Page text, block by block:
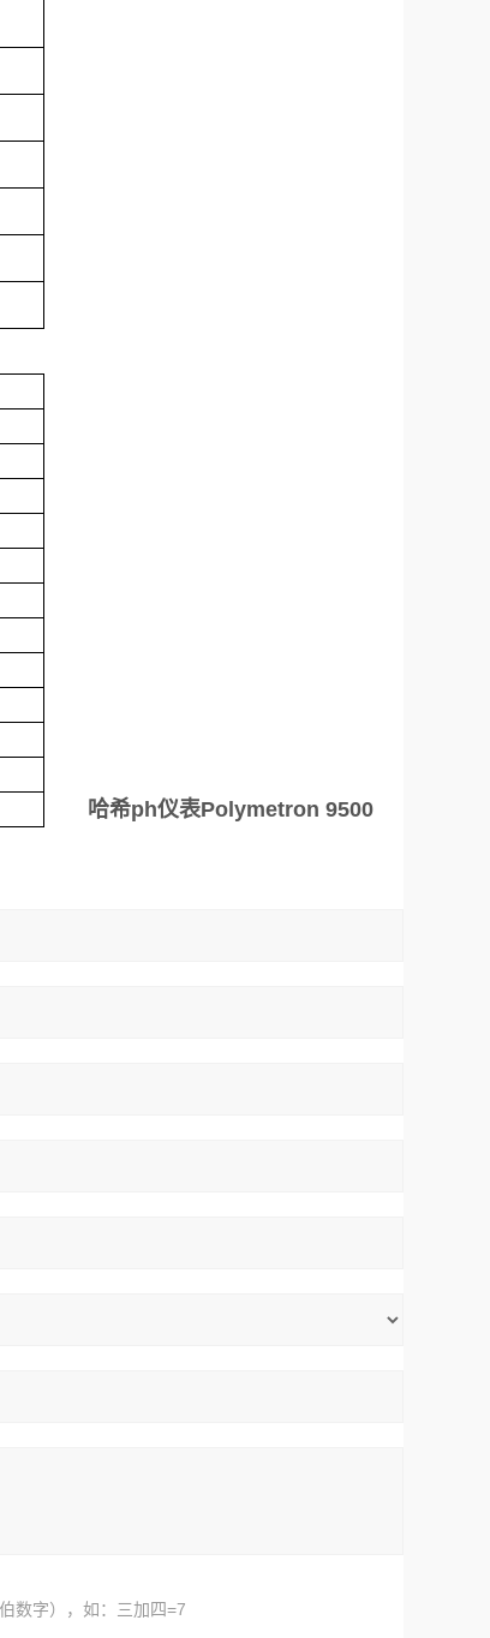
哈希ph仪表Polymetron 9500
数字），如：三加四=7